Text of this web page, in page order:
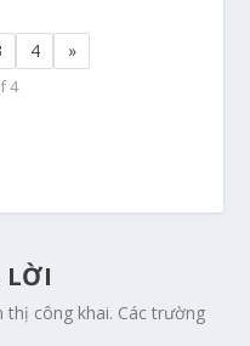
4 »
4
LỜI
thị công khai. Các trường